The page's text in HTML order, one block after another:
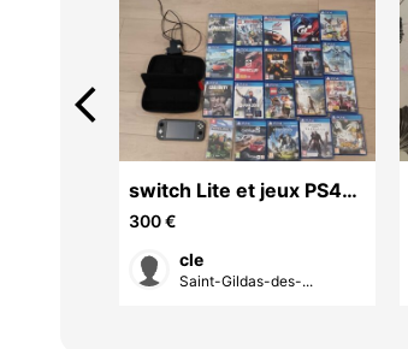
switch Lite et jeux PS4
plus mincrfat switch
300 €
cle
Saint-Gildas-des-...
arrow_back_ios